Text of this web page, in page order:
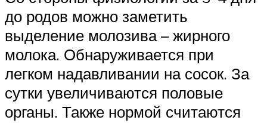
до родов можно заметить
выделение молозива – жирного
молока. Обнаруживается при
легком надавливании на сосок. За
сутки увеличиваются половые
органы. Также нормой считаются